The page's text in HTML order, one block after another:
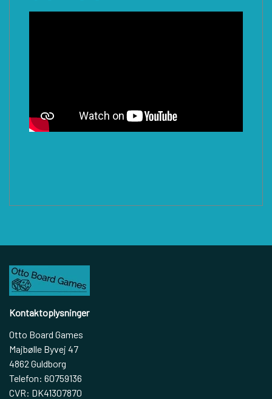
Kontaktoplysninger
Otto Board Games
Majbølle Byvej 47
4862 Guldborg
Telefon: 60759136
CVR: DK41307870